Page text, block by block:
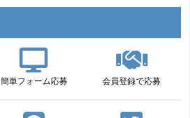
簡単フォーム応募 会員登録で応募